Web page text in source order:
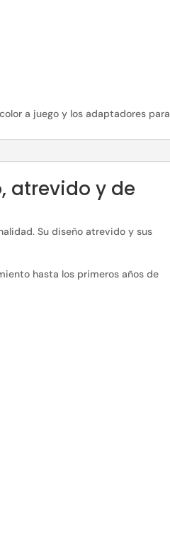
a juego y los adaptadores para
atrevido y de
Su diseño atrevido y sus
hasta los primeros años de